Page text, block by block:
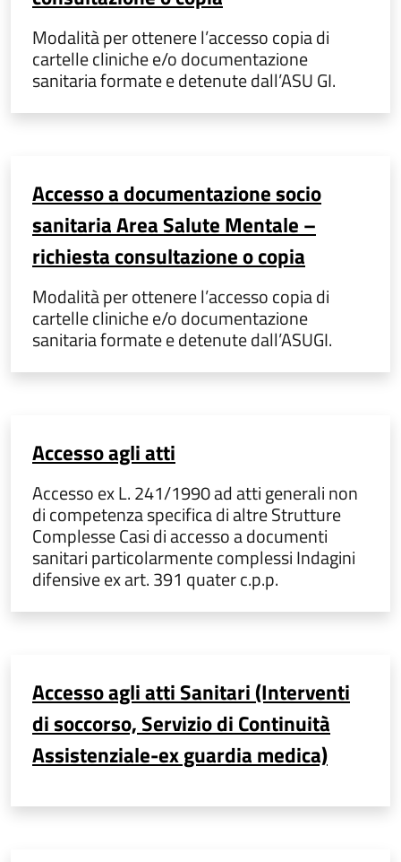
Modalità per ottenere l’accesso copia di
cartelle cliniche e/o documentazione
sanitaria formate e detenute dall’ASU GI.
Accesso a documentazione socio
sanitaria Area Salute Mentale –
richiesta consultazione o copia
Modalità per ottenere l’accesso copia di
cartelle cliniche e/o documentazione
sanitaria formate e detenute dall’ASUGI.
Accesso agli atti
Accesso ex L. 241/1990 ad atti generali non
di competenza specifica di altre Strutture
Complesse Casi di accesso a documenti
sanitari particolarmente complessi Indagini
difensive ex art. 391 quater c.p.p.
Accesso agli atti Sanitari (Interventi
di soccorso, Servizio di Continuità
Assistenziale-ex guardia medica)